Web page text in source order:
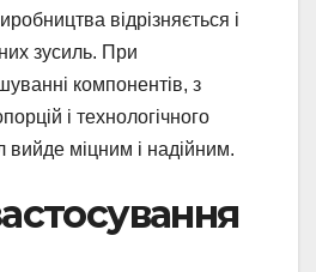
відрізняється і
зусиль. При
компонентів, з
і технологічного
вийде міцним і надійним.